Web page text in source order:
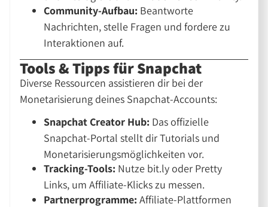
Community-Aufbau: Beantworte
Nachrichten, stelle Fragen und fordere zu
Interaktionen auf.
Tools & Tipps für Snapchat
Diverse Ressourcen assistieren dir bei der
Monetarisierung deines Snapchat-Accounts:
Snapchat Creator Hub: Das offizielle
Snapchat-Portal stellt dir Tutorials und
Monetarisierungsmöglichkeiten vor.
Tracking-Tools: Nutze bit.ly oder Pretty
Links, um Affiliate-Klicks zu messen.
Partnerprogramme: Affiliate-Plattformen